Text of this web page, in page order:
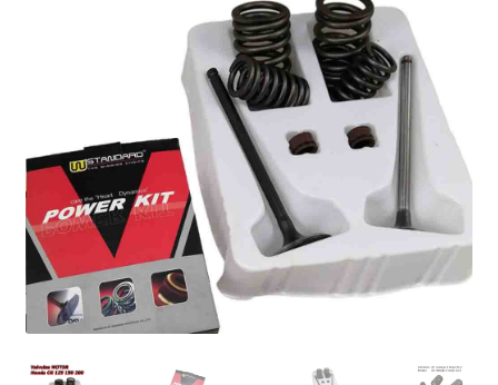
Tienda Física Motosyrepuestos
FAQ Preguntas Frecuentes
menú
hijo